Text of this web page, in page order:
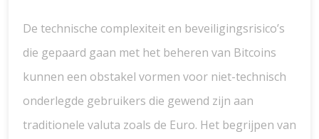
De technische complexiteit en beveiligingsrisico’s
die gepaard gaan met het beheren van Bitcoins
kunnen een obstakel vormen voor niet-technisch
onderlegde gebruikers die gewend zijn aan
traditionele valuta zoals de Euro. Het begrijpen van